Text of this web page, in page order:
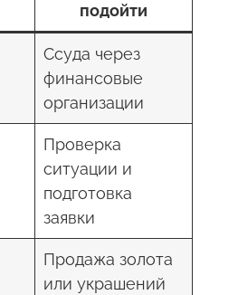
подойти
Ссуда через
финансовые
организации
Проверка
ситуации и
подготовка
заявки
Продажа золота
или украшений